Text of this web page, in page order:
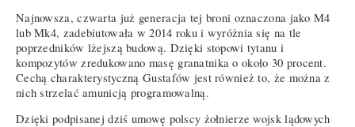
Najnowsza, czwarta już generacja tej broni oznaczona jako M4
lub Mk4, zadebiutowała w 2014 roku i wyróżnia się na tle
poprzedników lżejszą budową. Dzięki stopowi tytanu i
kompozytów zredukowano masę granatnika o około 30 procent.
Cechą charakterystyczną Gustafów jest również to, że można z
nich strzelać amunicją programowalną.
Dzięki podpisanej dziś umowę polscy żołnierze wojsk lądowych